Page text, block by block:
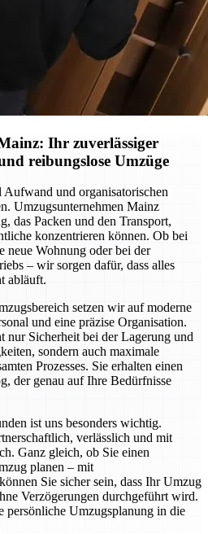
Ihr zuverlässiger
reibungslose Umzüge
und organisatorischen
Umzugsunternehmen Mainz
das Packen und den Transport,
konzentrieren können. Ob bei
neue Wohnung oder bei der
– wir sorgen dafür, dass alles
abläuft.
setzen wir auf moderne
und eine präzise Organisation.
nur Sicherheit bei der Lagerung und
sondern auch maximale
Prozesses. Sie erhalten einen
der genau auf Ihre Bedürfnisse
ist uns besonders wichtig.
verlässlich und mit
Ganz gleich, ob Sie einen
planen – mit
Sie sicher sein, dass Ihr Umzug
Verzögerungen durchgeführt wird.
persönliche Umzugsplanung in die